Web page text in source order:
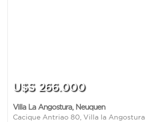
U$S 266.000
Villa La Angostura, Neuquen
Cacique Antriao 80, Villa la Angostura